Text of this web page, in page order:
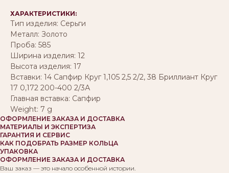
ХАРАКТЕРИСТИКИ:
Тип изделия: Серьги
Металл: Золото
Проба: 585
Ширина изделия: 12
Высота изделия: 17
Вставки: 14 Сапфир Круг 1,105 2,5 2/2, 38 Бриллиант Круг
17 0,172 200-400 2/3А
Главная вставка: Сапфир
Weight: 7 g
ОФОРМЛЕНИЕ ЗАКАЗА И ДОСТАВКА
МАТЕРИАЛЫ И ЭКСПЕРТИЗА
ГАРАНТИЯ И СЕРВИС
КАК ПОДОБРАТЬ РАЗМЕР КОЛЬЦА
УПАКОВКА
ОФОРМЛЕНИЕ ЗАКАЗА И ДОСТАВКА
Ваш заказ — это начало особенной истории.